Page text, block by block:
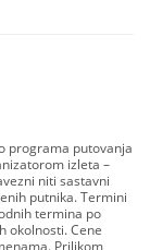
programa putovanja
izleta –
niti sastavni
putnika. Termini
termina po
okolnosti. Cene
Prilikom